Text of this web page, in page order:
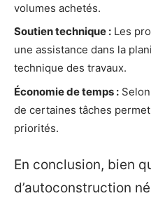
volumes achetés.
Soutien technique : Les
une assistance dans la
technique des travaux.
Économie de temps :
de certaines tâches
priorités.
En conclusion, bien
d’autoconstruction